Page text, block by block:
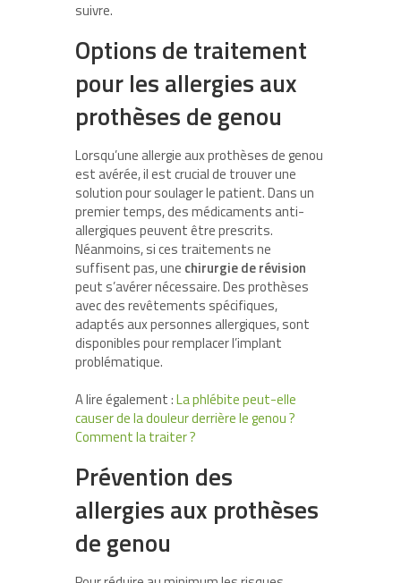
suivre.
Options de traitement
pour les allergies aux
prothèses de genou
Lorsqu’une allergie aux prothèses de genou
est avérée, il est crucial de trouver une
solution pour soulager le patient. Dans un
premier temps, des médicaments anti-
allergiques peuvent être prescrits.
Néanmoins, si ces traitements ne
suffisent pas, une chirurgie de révision
peut s’avérer nécessaire. Des prothèses
avec des revêtements spécifiques,
adaptés aux personnes allergiques, sont
disponibles pour remplacer l’implant
problématique.
A lire également :La phlébite peut-elle
causer de la douleur derrière le genou ?
Comment la traiter ?
Prévention des
allergies aux prothèses
de genou